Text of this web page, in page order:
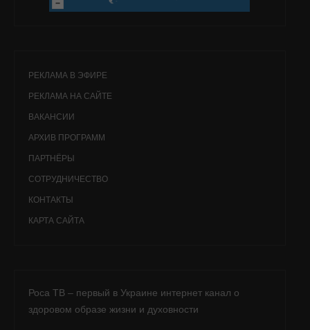
РЕКЛАМА В ЭФИРЕ
РЕКЛАМА НА САЙТЕ
ВАКАНСИИ
АРХИВ ПРОГРАММ
ПАРТНЁРЫ
СОТРУДНИЧЕСТВО
КОНТАКТЫ
КАРТА САЙТА
Роса ТВ – первый в Украине интернет канал о
здоровом образе жизни и духовности